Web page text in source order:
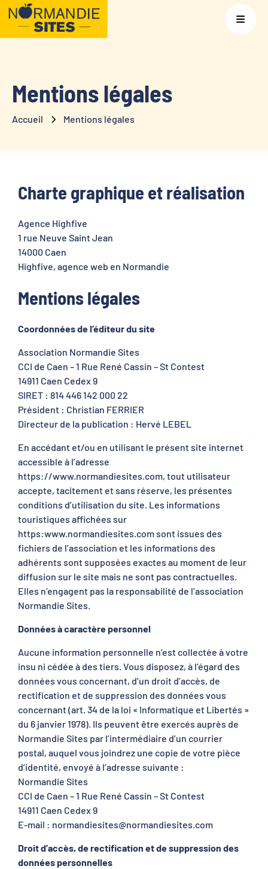
Mentions légales
Accueil Mentions légales
Charte graphique et réalisation
Agence Highfive
1 rue Neuve Saint Jean
14000 Caen
Highfive, agence web en Normandie
Mentions légales
Coordonnées de l’éditeur du site
Association Normandie Sites
CCI de Caen – 1 Rue René Cassin – St Contest
14911 Caen Cedex 9
SIRET : 814 446 142 000 22
Président : Christian FERRIER
Directeur de la publication : Hervé LEBEL
En accédant et/ou en utilisant le présent site internet
accessible à l’adresse
https://www.normandiesites.com, tout utilisateur
accepte, tacitement et sans réserve, les présentes
conditions d’utilisation du site. Les informations
touristiques affichées sur
https:www.normandiesites.com sont issues des
fichiers de l’association et les informations des
adhérents sont supposées exactes au moment de leur
diffusion sur le site mais ne sont pas contractuelles.
Elles n’engagent pas la responsabilité de l’association
Normandie Sites.
Données à caractère personnel
Aucune information personnelle n’est collectée à votre
insu ni cédée à des tiers. Vous disposez, à l’égard des
données vous concernant, d’un droit d’accès, de
rectification et de suppression des données vous
concernant (art. 34 de la loi « Informatique et Libertés »
du 6 janvier 1978). Ils peuvent être exercés auprès de
Normandie Sites par l’intermédiaire d’un courrier
postal, auquel vous joindrez une copie de votre pièce
d’identité, envoyé à l’adresse suivante :
Normandie Sites
CCI de Caen – 1 Rue René Cassin – St Contest
14911 Caen Cedex 9
E-mail : normandiesites@normandiesites.com
Droit d’accès, de rectification et de suppression des
données personnelles